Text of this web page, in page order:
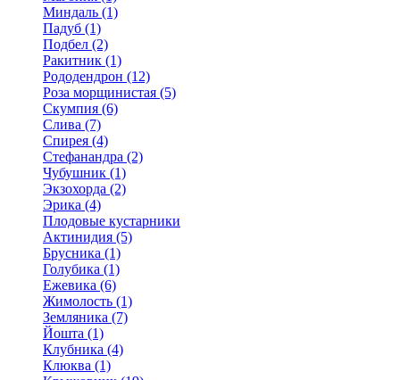
Миндаль (1)
Падуб (1)
Подбел (2)
Ракитник (1)
Рододендрон (12)
Роза морщинистая (5)
Скумпия (6)
Слива (7)
Спирея (4)
Стефанандра (2)
Чубушник (1)
Экзохорда (2)
Эрика (4)
Плодовые кустарники
Актинидия (5)
Брусника (1)
Голубика (1)
Ежевика (6)
Жимолость (1)
Земляника (7)
Йошта (1)
Клубника (4)
Клюква (1)